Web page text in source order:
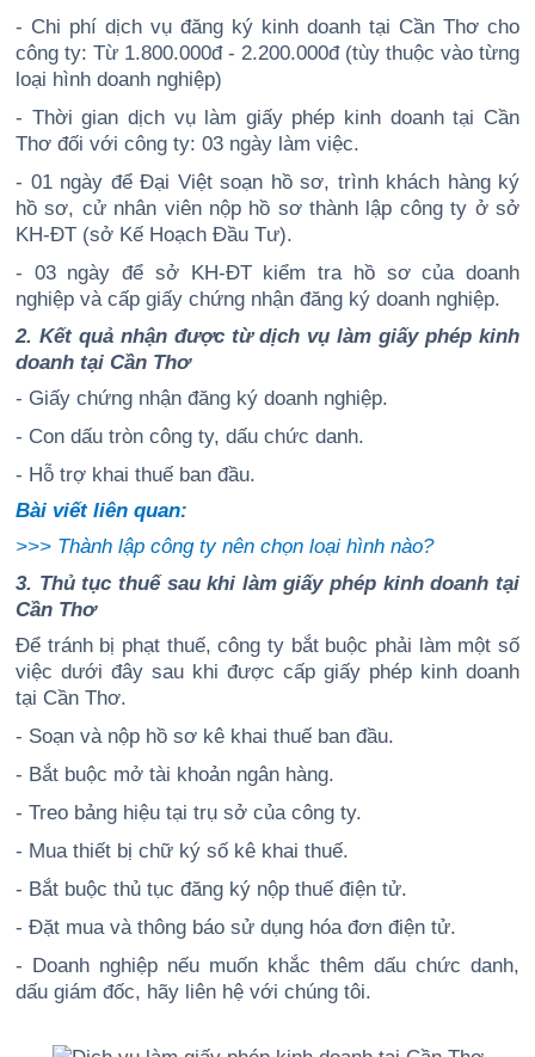
- Chi phí dịch vụ đăng ký kinh doanh tại Cần Thơ cho
công ty: Từ 1.800.000đ - 2.200.000đ (tùy thuộc vào từng
loại hình doanh nghiệp)
- Thời gian dịch vụ làm giấy phép kinh doanh tại Cần
Thơ đối với công ty: 03 ngày làm việc.
- 01 ngày để Đại Việt soạn hồ sơ, trình khách hàng ký
hồ sơ, cử nhân viên nộp hồ sơ thành lập công ty ở sở
KH-ĐT (sở Kế Hoạch Đầu Tư).
- 03 ngày để sở KH-ĐT kiểm tra hồ sơ của doanh
nghiệp và cấp giấy chứng nhận đăng ký doanh nghiệp.
2. Kết quả nhận được từ dịch vụ làm giấy phép kinh
doanh tại Cần Thơ
- Giấy chứng nhận đăng ký doanh nghiệp.
- Con dấu tròn công ty, dấu chức danh.
- Hỗ trợ khai thuế ban đầu.
Bài viết liên quan:
>>> Thành lập công ty nên chọn loại hình nào?
3. Thủ tục thuế sau khi làm giấy phép kinh doanh tại
Cần Thơ
Để tránh bị phạt thuế, công ty bắt buộc phải làm một số
việc dưới đây sau khi được cấp giấy phép kinh doanh
tại Cần Thơ.
- Soạn và nộp hồ sơ kê khai thuế ban đầu.
- Bắt buộc mở tài khoản ngân hàng.
- Treo bảng hiệu tại trụ sở của công ty.
- Mua thiết bị chữ ký số kê khai thuế.
- Bắt buộc thủ tục đăng ký nộp thuế điện tử.
- Đặt mua và thông báo sử dụng hóa đơn điện tử.
- Doanh nghiệp nếu muốn khắc thêm dấu chức danh,
dấu giám đốc, hãy liên hệ với chúng tôi.